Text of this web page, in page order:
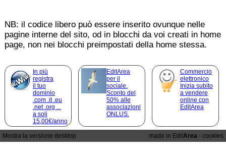
NB: il codice libero può essere inserito ovunque nelle
pagine interne del sito, od in blocchi da voi creati in home
page, non nei blocchi preimpostati della home stessa.
In più
registra
il tuo
dominio
.com .it .eu
.net .org ...
a soli
15,00€/anno
EditArea
per il
sociale.
Sconto del
50% alle
associazioni
ONLUS.
Commercio
elettronico
Inizia subito
a vendere
online con
EditArea
Mostra la versione desktop made in EditArea - cookies